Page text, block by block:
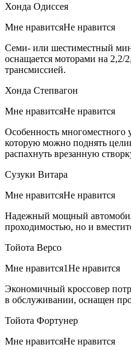
Хонда Одиссея
Мне нравитсяНе нравится
Семи- или шестиместный
оснащается моторами на 2,2/
трансмиссией.
Хонда Степвагон
Мне нравитсяНе нравится
Особенность многоместного
которую можно поднять
распахнуть врезанную
Сузуки Витара
Мне нравитсяНе нравится
Надежный мощный
проходимостью, но и
Тойота Версо
Мне нравится1Не нравится
Экономичный кроссовер
в обслуживании, оснащен
Тойота Фортунер
Мне нравитсяНе нравится